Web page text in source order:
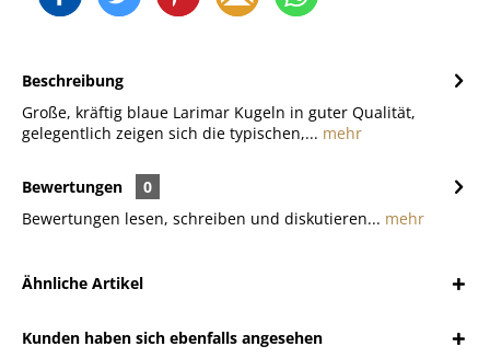
Beschreibung
Große, kräftig blaue Larimar Kugeln in guter Qualität,
gelegentlich zeigen sich die typischen,... mehr
Bewertungen
0
Bewertungen lesen, schreiben und diskutieren... mehr
Ähnliche Artikel
Kunden haben sich ebenfalls angesehen